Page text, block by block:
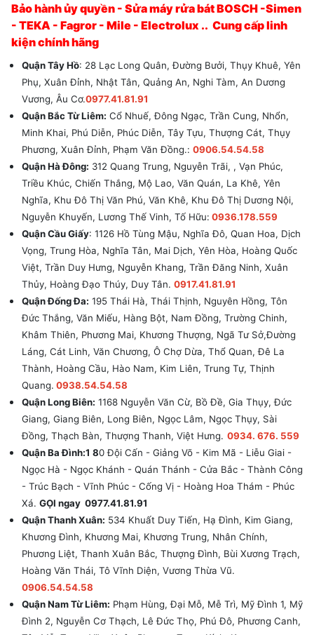
Bảo hành ủy quyền - Sửa máy rửa bát BOSCH -Simen
- TEKA - Fagror - Mile - Electrolux .. Cung cấp linh
kiện chính hãng
Quận Tây Hồ: 28 Lạc Long Quân, Đường Bưởi, Thụy Khuê, Yên
Phụ, Xuân Đỉnh, Nhật Tân, Quảng An, Nghi Tàm, An Dương
Vương, Âu Cơ.0977.41.81.91
Quận Bắc Từ Liêm: Cổ Nhuế, Đông Ngạc, Trần Cung, Nhổn,
Minh Khai, Phú Diễn, Phúc Diễn, Tây Tựu, Thượng Cát, Thụy
Phương, Xuân Đỉnh, Phạm Văn Đồng.: 0906.54.54.58
Quận Hà Đông: 312 Quang Trung, Nguyễn Trãi, , Vạn Phúc,
Triều Khúc, Chiến Thắng, Mộ Lao, Văn Quán, La Khê, Yên
Nghĩa, Khu Đô Thị Văn Phú, Văn Khê, Khu Đô Thị Dương Nội,
Nguyễn Khuyến, Lương Thế Vinh, Tố Hữu: 0936.178.559
Quận Cầu Giấy: 1126 Hồ Tùng Mậu, Nghĩa Đô, Quan Hoa, Dịch
Vọng, Trung Hòa, Nghĩa Tân, Mai Dịch, Yên Hòa, Hoàng Quốc
Việt, Trần Duy Hưng, Nguyễn Khang, Trần Đăng Ninh, Xuân
Thủy, Hoàng Đạo Thúy, Duy Tân. 0917.41.81.91
Quận Đống Đa: 195 Thái Hà, Thái Thịnh, Nguyên Hồng, Tôn
Đức Thắng, Văn Miếu, Hàng Bột, Nam Đồng, Trường Chinh,
Khâm Thiên, Phương Mai, Khương Thượng, Ngã Tư Sở,Đường
Láng, Cát Linh, Văn Chương, Ô Chợ Dừa, Thổ Quan, Đê La
Thành, Hoàng Cầu, Hào Nam, Kim Liên, Trung Tự, Thịnh
Quang. 0938.54.54.58
Quận Long Biên: 1168 Nguyễn Văn Cừ, Bồ Đề, Gia Thụy, Đức
Giang, Giang Biên, Long Biên, Ngọc Lâm, Ngọc Thụy, Sài
Đồng, Thạch Bàn, Thượng Thanh, Việt Hưng. 0934. 676. 559
Quận Ba Đình:1 80 Đội Cấn - Giảng Võ - Kim Mã - Liễu Giai -
Ngọc Hà - Ngọc Khánh - Quán Thánh - Cửa Bắc - Thành Công
- Trúc Bạch - Vĩnh Phúc - Cống Vị - Hoàng Hoa Thám - Phúc
Xá. GỌI ngay 0977.41.81.91
Quận Thanh Xuân: 534 Khuất Duy Tiến, Hạ Đình, Kim Giang,
Khương Đình, Khương Mai, Khương Trung, Nhân Chính,
Phương Liệt, Thanh Xuân Bắc, Thượng Đình, Bùi Xương Trạch,
Hoàng Văn Thái, Tô Vĩnh Diện, Vương Thừa Vũ.
0906.54.54.58
Quận Nam Từ Liêm: Phạm Hùng, Đại Mỗ, Mễ Trì, Mỹ Đình 1, Mỹ
Đình 2, Nguyễn Cơ Thạch, Lê Đức Thọ, Phú Đô, Phương Canh,